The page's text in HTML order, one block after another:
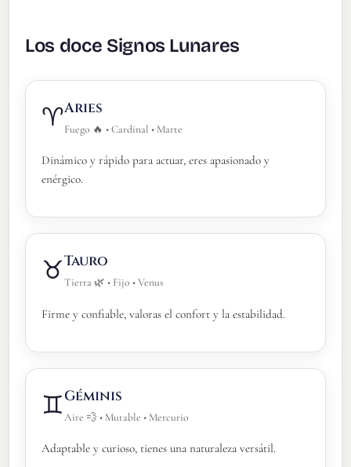
Los doce Signos Lunares
♈Aries
Fuego 🔥 • Cardinal • Marte
Dinámico y rápido para actuar, eres apasionado y
enérgico.
♉Tauro
Tierra 🌿 • Fijo • Venus
Firme y confiable, valoras el confort y la estabilidad.
♊Géminis
Aire 💨 • Mutable • Mercurio
Adaptable y curioso, tienes una naturaleza versátil.